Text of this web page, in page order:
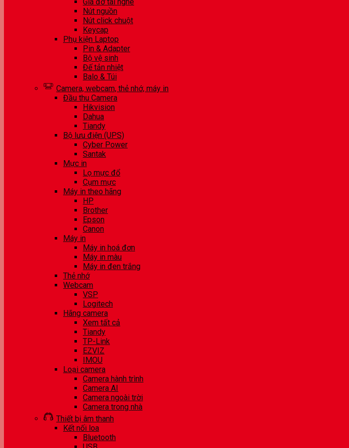
Nút nguồn
Nút click chuột
Keycap
Phụ kiện Laptop
Pin & Adapter
Bộ vệ sinh
Đế tản nhiệt
Balo & Túi
Camera, webcam, thẻ nhớ, máy in
Đầu thu Camera
Hikvision
Dahua
Tiandy
Bộ lưu điện (UPS)
Cyber Power
Santak
Mực in
Lọ mực đổ
Cụm mực
Máy in theo hãng
HP
Brother
Epson
Canon
Máy in
Máy in hoá đơn
Máy in màu
Máy in đen trắng
Thẻ nhớ
Webcam
VSP
Logitech
Hãng camera
Xem tất cả
Tiandy
TP-Link
EZVIZ
IMOU
Loại camera
Camera hành trình
Camera AI
Camera ngoài trời
Camera trong nhà
Thiết bị âm thanh
Kết nối loa
Bluetooth